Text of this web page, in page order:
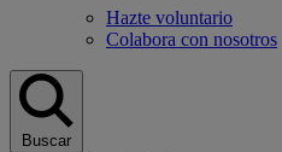
Hazte voluntario
Colabora con nosotros
Buscar